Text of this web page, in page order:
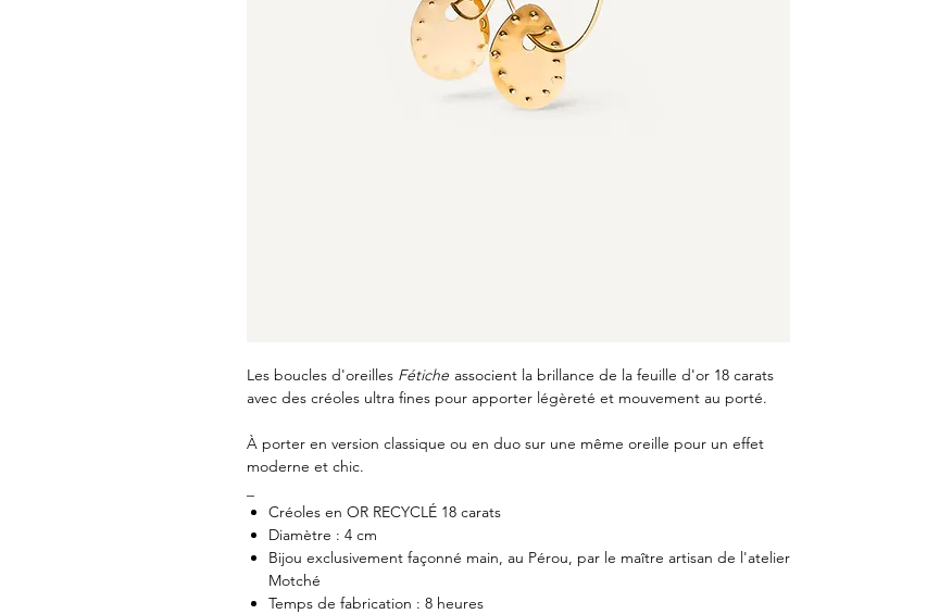
Les boucles d'oreilles Fétiche associent la brillance de la feuille d'or 18 carats
avec des créoles ultra fines pour apporter légèreté et mouvement au porté.
À porter en version classique ou en duo sur une même oreille pour un effet
moderne et chic.
Créoles en OR RECYCLÉ 18 carats
Diamètre : 4 cm
Bijou exclusivement façonné main, au Pérou, par le maître artisan de l'atelier
Motché
Temps de fabrication : 8 heures